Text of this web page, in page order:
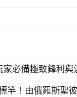
家必備極致鋒利
竿！由俄羅斯聖